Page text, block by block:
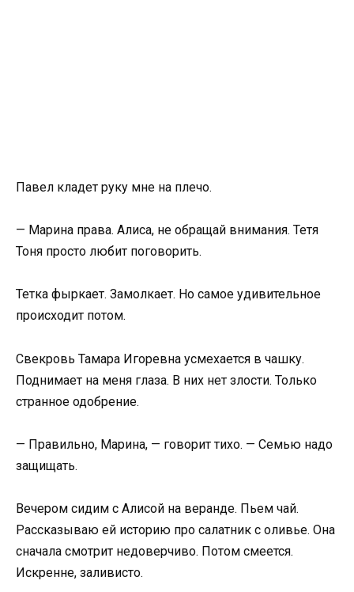
Павел кладет руку мне на плечо.
— Марина права. Алиса, не обращай внимания. Тетя
Тоня просто любит поговорить.
Тетка фыркает. Замолкает. Но самое удивительное
происходит потом.
Свекровь Тамара Игоревна усмехается в чашку.
Поднимает на меня глаза. В них нет злости. Только
странное одобрение.
— Правильно, Марина, — говорит тихо. — Семью надо
защищать.
Вечером сидим с Алисой на веранде. Пьем чай.
Рассказываю ей историю про салатник с оливье. Она
сначала смотрит недоверчиво. Потом смеется.
Искренне, заливисто.